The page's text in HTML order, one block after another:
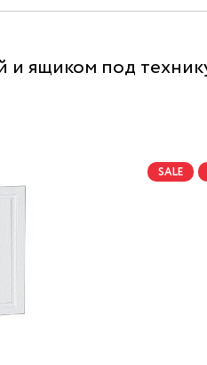
ящиком под
SALE